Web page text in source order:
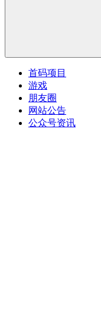
首码项目
游戏
朋友圈
网站公告
公众号资讯